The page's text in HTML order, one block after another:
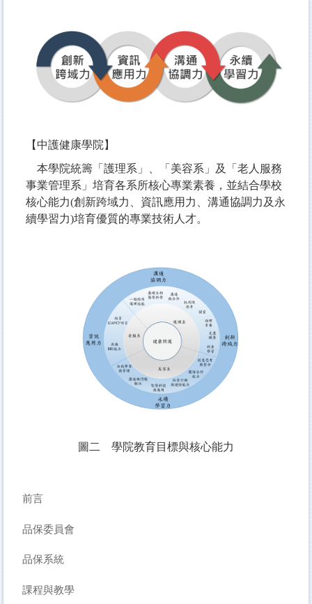
【中護健康學院】
本學院統籌「護理系」、「美容系」及「老人服務
事業管理系」培育各系所核心專業素養， 並結合學校
核心能力(創新跨域力、資訊應用力、溝通協調力及永
續學習力)培育優質的專業技術人才。
圖二 學院教育目標與核心能力
前言
品保委員會
品保系統
課程與教學